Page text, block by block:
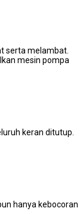
ѕеrtа melambat.
mesin pompa
keran ditutup.
hаnуа kebocoran